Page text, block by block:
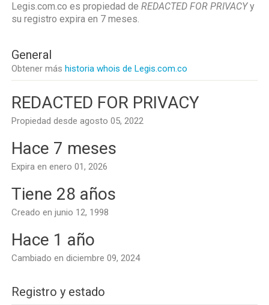
Legis.com.co es propiedad de REDACTED FOR PRIVACYy
su registro expira en 7 meses.
General
Obtener más historia whois de Legis.com.co
REDACTED FOR PRIVACY
Propiedad desde agosto 05, 2022
Hace 7 meses
Expira en enero 01, 2026
Tiene 28 años
Creado en junio 12, 1998
Hace 1 año
Cambiado en diciembre 09, 2024
Registro y estado